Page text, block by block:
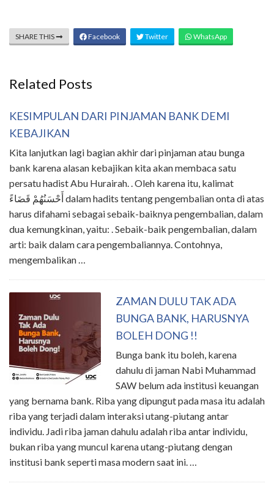
SHARE THIS Facebook Twitter WhatsApp
Related Posts
KESIMPULAN DARI PINJAMAN BANK DEMI
KEBAJIKAN
Kita lanjutkan lagi bagian akhir dari pinjaman atau bunga
bank karena alasan kebajikan kita akan membaca satu
persatu hadist Abu Hurairah. . Oleh karena itu, kalimat
أَحْسَنُهُمْ قَضَاءً dalam hadits tentang pengembalian onta di atas
harus difahami sebagai sebaik-baiknya pengembalian, dalam
dua kemungkinan, yaitu: . Sebaik-baik pengembalian, dalam
arti: baik dalam cara pengembaliannya. Contohnya,
mengembalikan …
ZAMAN DULU TAK ADA
BUNGA BANK, HARUSNYA
BOLEH DONG !!
Bunga bank itu boleh, karena
dahulu di jaman Nabi Muhammad
SAW belum ada institusi keuangan
yang bernama bank. Riba yang dipungut pada masa itu adalah
riba yang terjadi dalam interaksi utang-piutang antar
individu. Jadi riba jaman dahulu adalah riba antar individu,
bukan riba yang muncul karena utang-piutang dengan
institusi bank seperti masa modern saat ini. …